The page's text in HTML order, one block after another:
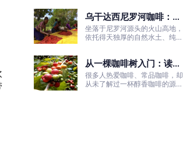
乌干达西尼罗河咖啡：尼
罗河源头的水洗精品风味
坐落于尼罗河源头的火山高地，
依托得天独厚的自然水土、纯净
酸、白葡萄清甜的优质咖啡豆。
从一棵咖啡树入门：读懂
咖啡的生长、照料与采收
全过程
很多人热爱咖啡、常品咖啡，却
从未了解过一杯醇香咖啡的源头